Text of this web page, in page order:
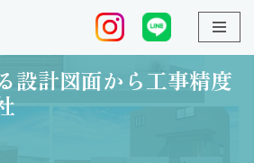
計図面から工事精度の追求する会社
設計図面から工事精度